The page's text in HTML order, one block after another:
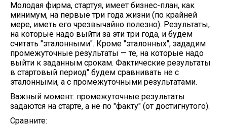
Молодая фирма, стартуя, имеет бизнес-план, как
минимум, на первые три года жизни (по крайней
мере, иметь его чрезвычайно полезно). Результаты,
на которые надо выйти за эти три года, и будем
считать "эталонными". Кроме "эталонных", зададим
промежуточные результаты — те, на которые надо
выйти к заданным срокам. Фактические результаты
в стартовый период" будем сравнивать не с
эталонными, а с промежуточными результатами.
Важный момент: промежуточные результаты
задаются на старте, а не по "факту" (от достигнутого).
Сравните: